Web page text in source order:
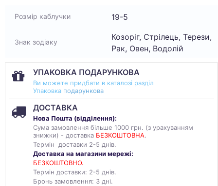
Розмір каблучки 19-5
Знак зодіаку
Козоріг, Стрілець, Терези,
Рак, Овен, Водолій
УПАКОВКА ПОДАРУНКОВА
Ви можете придбати в каталозі разділ
Упаковка подарункова
ДОСТАВКА
Нова Пошта (відділення):
Сума замовлення більше 1000 грн. (з урахуванням
знижки) - доставка БЕЗКОШТОВНА.
Термін доставки 2-5 днів.
Доставка на магазини мережі:
БЕЗКОШТОВНО.
Термін доставки: 2-5 днів.
Бронь замовлення: 3 дні.